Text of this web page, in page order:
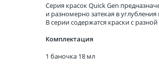
Серия красок Quick Gen
и разномерно затекая в
В серии содержатся краски с
Комплектация
1 баночка 18 мл